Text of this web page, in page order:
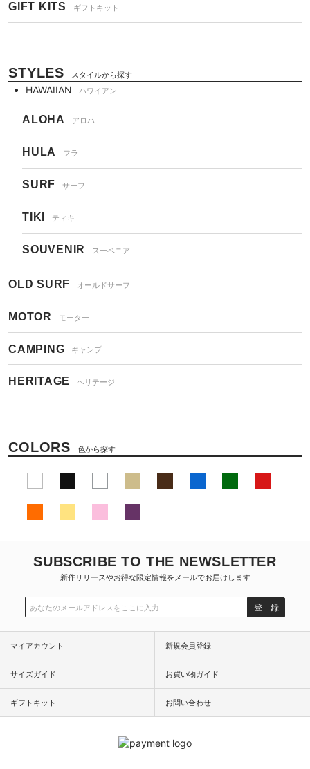
GIFT KITS ギフトキット
STYLES スタイルから探す
HAWAIIAN ハワイアン
ALOHA アロハ
HULA フラ
SURF サーフ
TIKI ティキ
SOUVENIR スーベニア
OLD SURF オールドサーフ
MOTOR モーター
CAMPING キャンプ
HERITAGE ヘリテージ
COLORS 色から探す
SUBSCRIBE TO THE NEWSLETTER
新作リリースやお得な限定情報をメールでお届けします
登 録
マイアカウント 新規会員登録
サイズガイド お買い物ガイド
ギフトキット お問い合わせ